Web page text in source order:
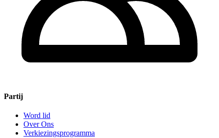
Partij
Word lid
Over Ons
Verkiezingsprogramma